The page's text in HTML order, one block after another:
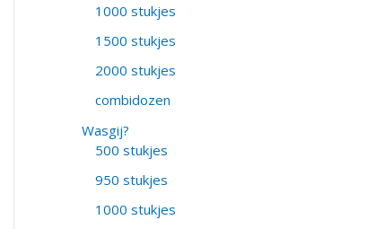
1000 stukjes
1500 stukjes
2000 stukjes
combidozen
Wasgij?
500 stukjes
950 stukjes
1000 stukjes